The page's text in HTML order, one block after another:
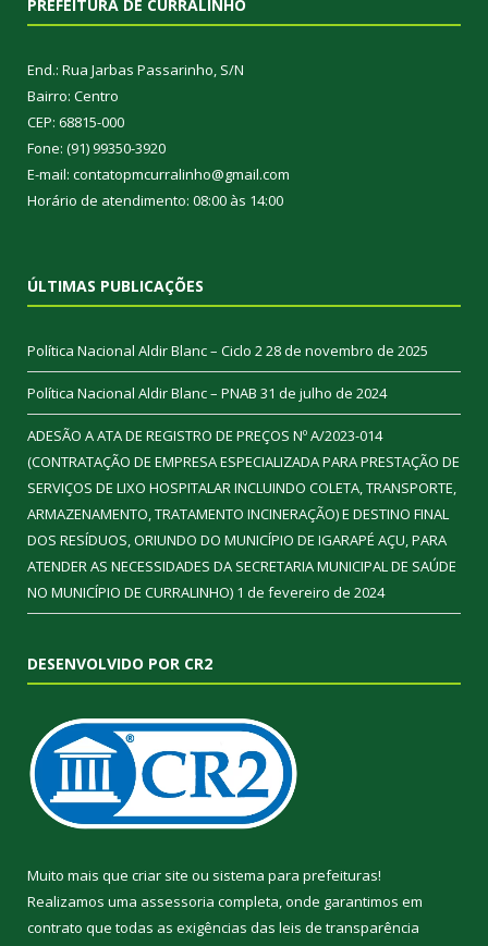
PREFEITURA DE CURRALINHO
End.: Rua Jarbas Passarinho, S/N
Bairro: Centro
CEP: 68815-000
Fone: (91) 99350-3920
E-mail: contatopmcurralinho@gmail.com
Horário de atendimento: 08:00 às 14:00
ÚLTIMAS PUBLICAÇÕES
Política Nacional Aldir Blanc – Ciclo 228 de novembro de 2025
Política Nacional Aldir Blanc – PNAB 31 de julho de 2024
ADESÃO A ATA DE REGISTRO DE PREÇOS Nº A/2023-014
(CONTRATAÇÃO DE EMPRESA ESPECIALIZADA PARA PRESTAÇÃO DE
SERVIÇOS DE LIXO HOSPITALAR INCLUINDO COLETA, TRANSPORTE,
ARMAZENAMENTO, TRATAMENTO INCINERAÇÃO) E DESTINO FINAL
DOS RESÍDUOS, ORIUNDO DO MUNICÍPIO DE IGARAPÉ AÇU, PARA
ATENDER AS NECESSIDADES DA SECRETARIA MUNICIPAL DE SAÚDE
NO MUNICÍPIO DE CURRALINHO) 1 de fevereiro de 2024
DESENVOLVIDO POR CR2
Muito mais que criar site ou sistema para prefeituras!
Realizamos uma assessoria completa, onde garantimos em
contrato que todas as exigências das leis de transparência